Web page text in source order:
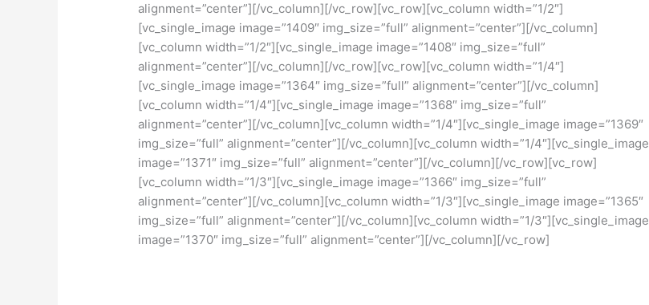
alignment=”center”][/vc_column][/vc_row][vc_row][vc_column width=”1/2″]
[vc_single_image image=”1409″ img_size=”full” alignment=”center”][/vc_column]
[vc_column width=”1/2″][vc_single_image image=”1408″ img_size=”full”
alignment=”center”][/vc_column][/vc_row][vc_row][vc_column width=”1/4″]
[vc_single_image image=”1364″ img_size=”full” alignment=”center”][/vc_column]
[vc_column width=”1/4″][vc_single_image image=”1368″ img_size=”full”
alignment=”center”][/vc_column][vc_column width=”1/4″][vc_single_image image=”1369″
img_size=”full” alignment=”center”][/vc_column][vc_column width=”1/4″][vc_single_image
image=”1371″ img_size=”full” alignment=”center”][/vc_column][/vc_row][vc_row]
[vc_column width=”1/3″][vc_single_image image=”1366″ img_size=”full”
alignment=”center”][/vc_column][vc_column width=”1/3″][vc_single_image image=”1365″
img_size=”full” alignment=”center”][/vc_column][vc_column width=”1/3″][vc_single_image
image=”1370″ img_size=”full” alignment=”center”][/vc_column][/vc_row]